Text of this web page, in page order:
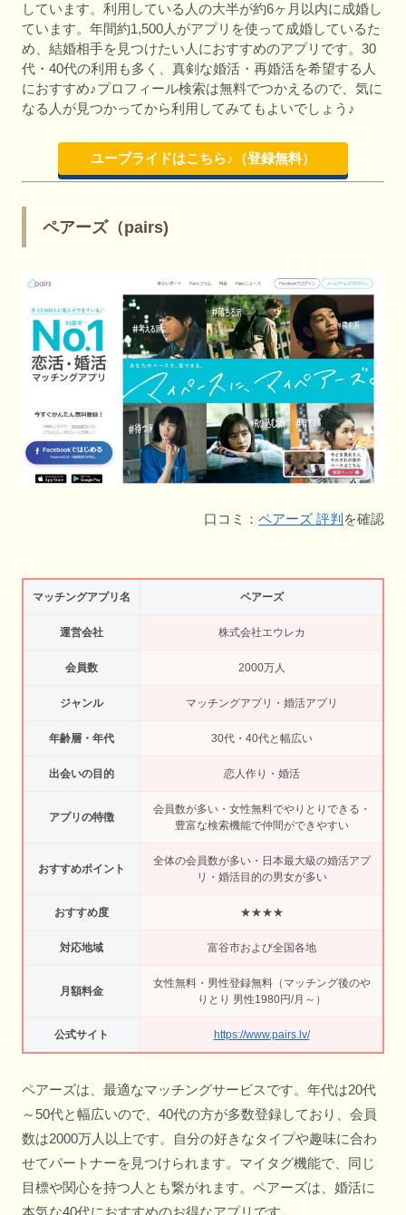
しています。利用している人の大半が約6ヶ月以内に成婚し
ています。年間約1,500人がアプリを使って成婚しているた
め、結婚相手を見つけたい人におすすめのアプリです。30
代・40代の利用も多く、真剣な婚活・再婚活を希望する人
におすすめ♪プロフィール検索は無料でつかえるので、気に
なる人が見つかってから利用してみてもよいでしょう♪
ユーブライドはこちら♪（登録無料）
ペアーズ（pairs)
口コミ： ペアーズ 評判 を確認
マッチングアプリ名 ペアーズ
運営会社 株式会社エウレカ
会員数 2000万人
ジャンル マッチングアプリ・婚活アプリ
年齢層・年代 30代・40代と幅広い
出会いの目的 恋人作り・婚活
アプリの特徴
会員数が多い・女性無料でやりとりできる・
豊富な検索機能で仲間ができやすい
おすすめポイント
全体の会員数が多い・日本最大級の婚活アプ
リ・婚活目的の男女が多い
おすすめ度 ★★★★
対応地域 富谷市および全国各地
月額料金
女性無料・男性登録無料（マッチング後のや
りとり 男性1980円/月～）
公式サイト https://www.pairs.lv/
ペアーズは、最適なマッチングサービスです。年代は20代
～50代と幅広いので、40代の方が多数登録しており、会員
数は2000万人以上です。自分の好きなタイプや趣味に合わ
せてパートナーを見つけられます。マイタグ機能で、同じ
目標や関心を持つ人とも繋がれます。ペアーズは、婚活に
本気な40代におすすめのお得なアプリです。